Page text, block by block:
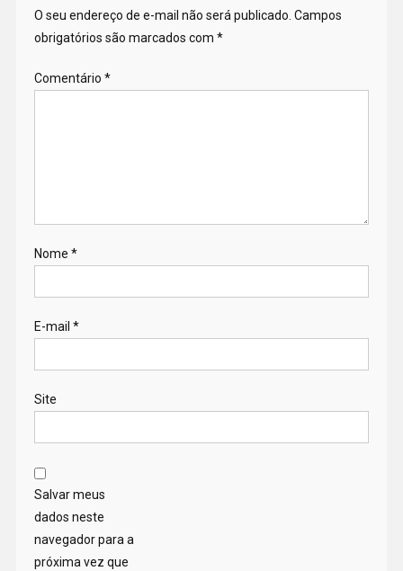
O seu endereço de e-mail não será publicado. Campos
obrigatórios são marcados com *
Comentário *
Nome *
E-mail *
Site
Salvar meus
dados neste
navegador para a
próxima vez que